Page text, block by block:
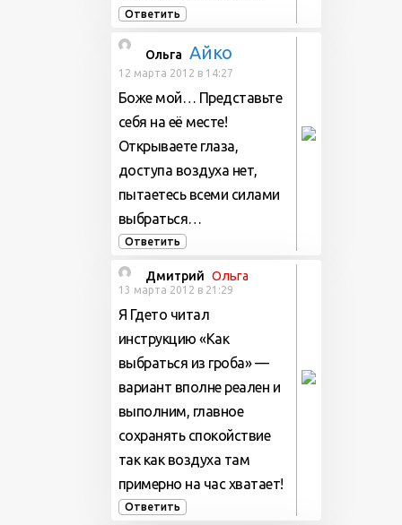
Ответить
Ольга Айко
12 марта 2012 в 14:27
Боже мой… Представьте
себя на её месте!
Открываете глаза,
доступа воздуха нет,
пытаетесь всеми силами
выбраться…
Ответить
Дмитрий Ольга
13 марта 2012 в 21:29
Я Гдето читал
инструкцию «Как
выбраться из гроба» —
вариант вполне реален и
выполним, главное
сохранять спокойствие
так как воздуха там
примерно на час хватает!
Ответить